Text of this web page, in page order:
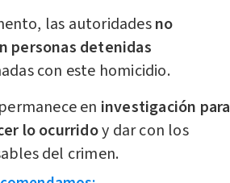
las autoridadesno
personas detenidas
con este homicidio.
permanece en investigación para
lo ocurridoy dar con los
del crimen.